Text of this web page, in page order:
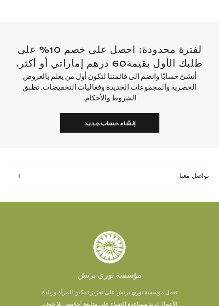
لفترة محدودة: احصل على خصم 10% على
طلبك الأول بقيمة60 درهم إماراتي أو أكثر.
أنشئ حسابًا وانضم إلى قائمتنا لتكون أول من يعلم بالعروض
الحصرية والمجموعات الجديدة وفعاليات التخفيضات. تطبق
الشروط والأحكام.
إنشاء حساب جديد
تواصل معنا
مؤسسة توري برتش
تعمل مؤسسة توري برتش على تعزيز تمكين المرأة وريادة
الأعمال. نريد مساعدة النساء على متابعة أحلامهن بلا خوف.